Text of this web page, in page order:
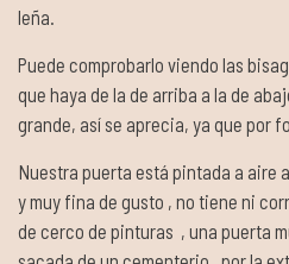
leña.
Puede comprobarlo viendo las
que haya de la de arriba a la de
grande, así se aprecia, ya que por
Nuestra puerta está pintada a aire
y muy fina de gusto , no tiene ni
de cerco de pinturas , una puerta